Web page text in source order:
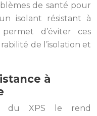
de santé pour
isolant résistant à
d’éviter ces
de l’isolation et
à
du XPS le rend